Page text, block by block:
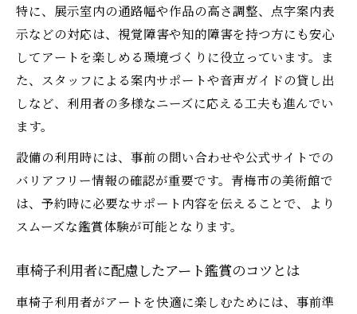
特に、展示室内の通路幅や作品の高さ調整、点字案内表
示などの対応は、視覚障害や知的障害を持つ方にも安心
してアートを楽しめる環境づくりに役立っています。ま
た、スタッフによる案内サポートや音声ガイドの貸し出
しなど、利用者の多様なニーズに応える工夫も進んでい
ます。
設備の利用時には、事前の問い合わせや公式サイトでの
バリアフリー情報の確認が重要です。青梅市の美術館で
は、予約時に必要なサポート内容を伝えることで、より
スムーズな鑑賞体験が可能となります。
車椅子利用者に配慮したアート鑑賞のコツとは
車椅子利用者がアートを快適に楽しむためには、事前準